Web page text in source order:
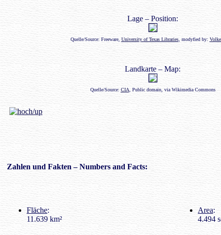
Lage – Position:
Quelle/Source: Freeware, University of Texas Libraries, modyfied by:
Landkarte – Map:
Quelle/Source: CIA , Public domain, via Wikimedia Commons
Zahlen und Fakten – Numbers and Facts:
Fläche:
11.639 km²
Area:
4.494